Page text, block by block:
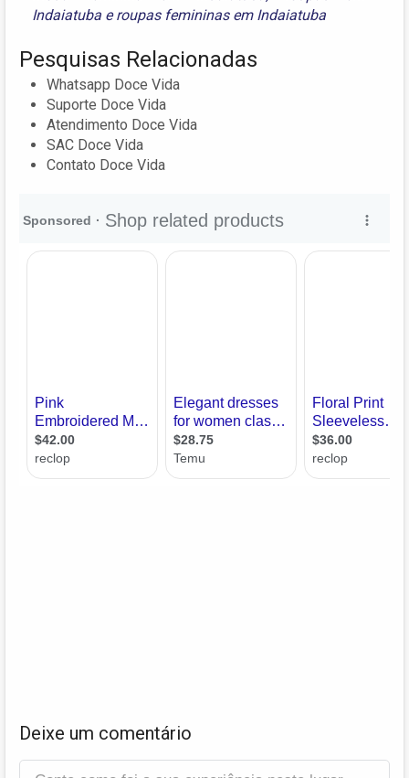
Indaiatuba eroupas femininas em Indaiatuba
Pesquisas Relacionadas
Whatsapp Doce Vida
Suporte Doce Vida
Atendimento Doce Vida
SAC Doce Vida
Contato Doce Vida
Deixe um comentário